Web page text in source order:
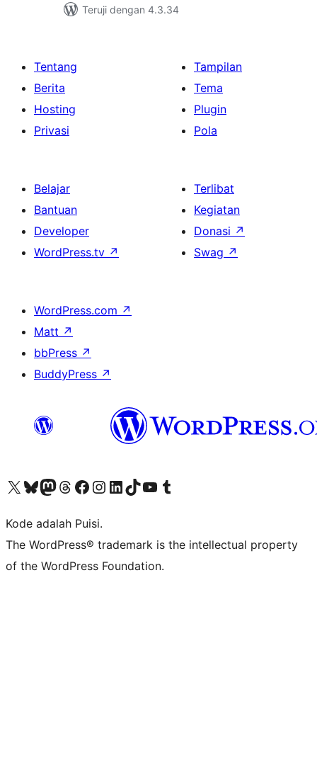
Teruji dengan 4.3.34
Tentang
Berita
Hosting
Privasi
Tampilan
Tema
Plugin
Pola
Belajar
Bantuan
Developer
WordPress.tv ↗
Terlibat
Kegiatan
Donasi ↗
Swag ↗
WordPress.com ↗
Matt ↗
bbPress ↗
BuddyPress ↗
Kunjungi akun X (sebelumnya Twitter) kamiVisit our Bluesky account
Kunjungi akun Mastodon kami
Visit our Threads account
Kunjungi halaman Facebook kamiKunjungi akun Instagram kamiKunjungi akun LinkedIn kami
Visit our TikTok account
Kunjungi channel YouTube kamiVisit our Tumblr account
Kode adalah Puisi.
The WordPress® trademark is the intellectual property
of the WordPress Foundation.